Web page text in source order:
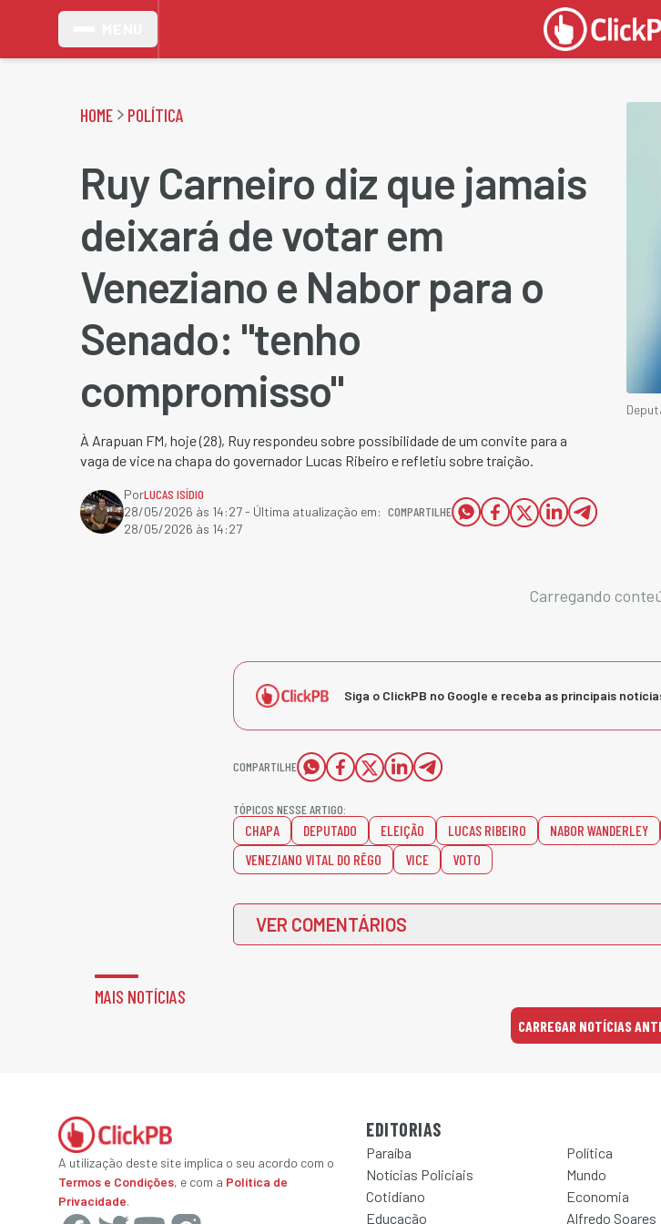
HOME POLÍTICA
Ruy Carneiro diz que jamais
deixará de votar em
Veneziano e Nabor para o
Senado: "tenho
compromisso"
À Arapuan FM, hoje (28), Ruy respondeu sobre possibilidade de um convite para a
vaga de vice na chapa do governador Lucas Ribeiro e refletiu sobre traição.
PorLUCAS ISÍDIO
28/05/2026 às 14:27- Última atualização em:
28/05/2026 às 14:27
COMPARTILHE
Carregando
Siga o ClickPB no Google e receba as principais
COMPARTILHE
TÓPICOS NESSE ARTIGO:
CHAPA DEPUTADO ELEIÇÃO LUCAS RIBEIRO NABOR WANDERLEY
VENEZIANO VITAL DO RÊGO
VICE VOTO
VER COMENTÁRIOS
MAIS NOTÍCIAS
CARREGAR NOTÍCIAS
A utilização deste site implica o seu acordo com o
Termos e Condições, e com a Política de
Privacidade.
EDITORIAS
Paraíba Política
Notícias Policiais
Mundo
Cotidiano
Economia
Educação
Alfredo Soares